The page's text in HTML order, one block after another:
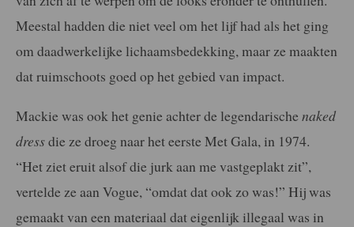
Meestal hadden die niet veel om het lijf had als het ging
om daadwerkelijke lichaamsbedekking, maar ze maakten
dat ruimschoots goed op het gebied van impact.
Mackie was ook het genie achter de legendarische naked
dressdie ze droeg naar het eerste Met Gala, in 1974.
“Het ziet eruit alsof die jurk aan me vastgeplakt zit”,
vertelde ze aan Vogue, “omdat dat ook zo was!” Hij was
gemaakt van een materiaal dat eigenlijk illegaal was in